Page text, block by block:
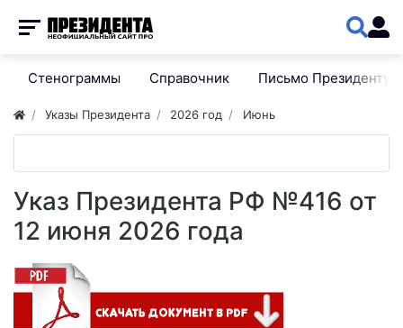
Стенограммы Справочник Письмо Президенту
Указы Президента 2026 год Июнь
Указ Президента РФ №416 от
12 июня 2026 года